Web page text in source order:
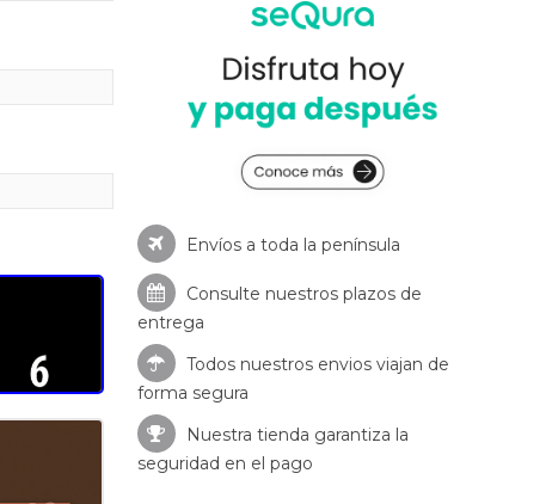
Envíos a toda la península
Consulte nuestros plazos de
entrega
Todos nuestros envios viajan de
forma segura
Nuestra tienda garantiza la
seguridad en el pago